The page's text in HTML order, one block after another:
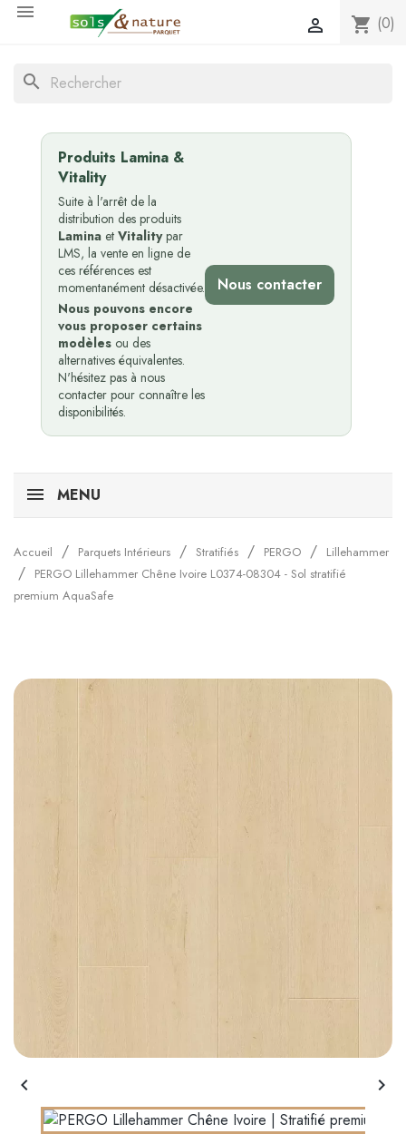

shopping_cart (0)

search
Produits Lamina &
Vitality
Suite à l'arrêt de la
distribution des produits
Lamina et Vitalitypar
LMS, la vente en ligne de
ces références est
momentanément désactivée.
Nous pouvons encore
vous proposer certains
modèles ou des
alternatives équivalentes.
N'hésitez pas à nous
contacter pour connaître les
disponibilités.
Nous contacter
MENU
Accueil Parquets Intérieurs Stratifiés PERGO
Lillehammer
PERGO Lillehammer Chêne Ivoire L0374-08304 - Sol stratifié
premium AquaSafe
 